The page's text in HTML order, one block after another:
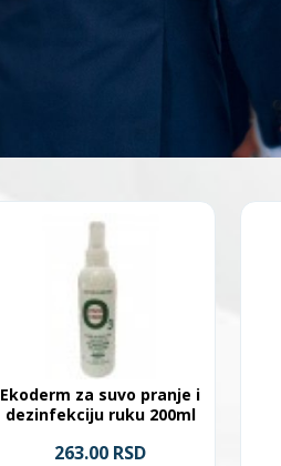
Ekoderm za suvo pranje i
dezinfekciju ruku 200ml
263.00 RSD